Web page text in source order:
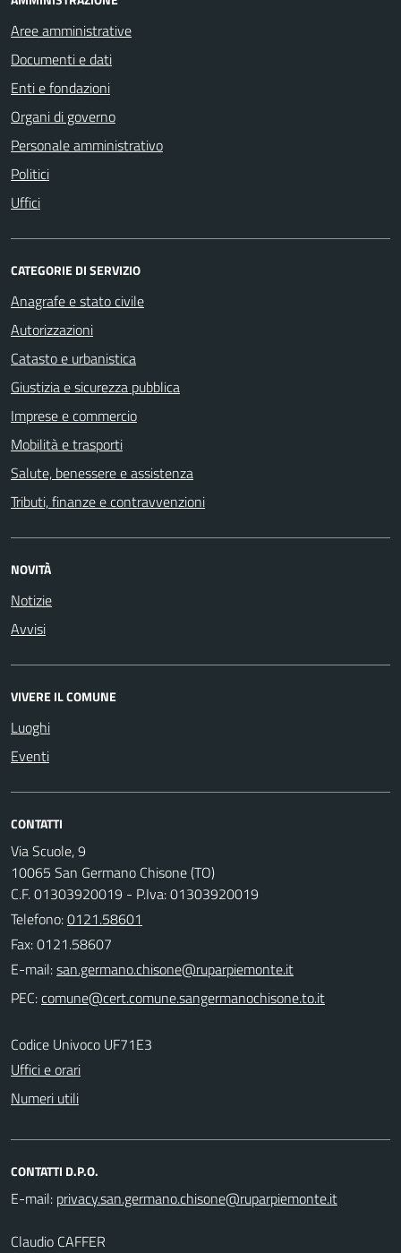
Aree amministrative
Documenti e dati
Enti e fondazioni
Organi di governo
Personale amministrativo
Politici
Uffici
CATEGORIE DI SERVIZIO
Anagrafe e stato civile
Autorizzazioni
Catasto e urbanistica
Giustizia e sicurezza pubblica
Imprese e commercio
Mobilità e trasporti
Salute, benessere e assistenza
Tributi, finanze e contravvenzioni
NOVITÀ
Notizie
Avvisi
VIVERE IL COMUNE
Luoghi
Eventi
CONTATTI
Via Scuole, 9
10065 San Germano Chisone (TO)
C.F. 01303920019 - P.Iva: 01303920019
Telefono:0121.58601
Fax: 0121.58607
E-mail:
PEC:
Codice Univoco UF71E3
Uffici e orari
Numeri utili
CONTATTI D.P.O.
E-mail:
Claudio CAFFER